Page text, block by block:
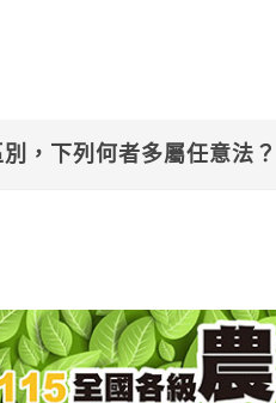
，下列何者多屬任意法